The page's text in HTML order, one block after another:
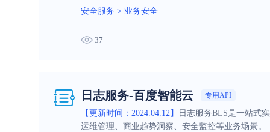
安全服务 > 业务安全
37
日志服务-百度智能云 专用API
【更新时间：2024.04.12】
日志服务BLS是一站式
运维管理、商业趋势洞察、安全监控等业务场景。